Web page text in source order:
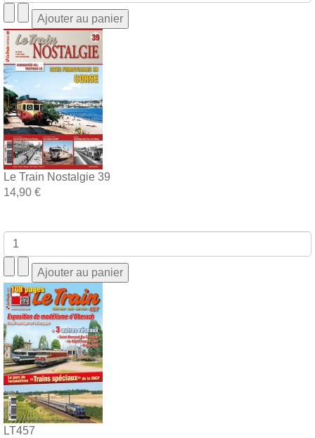
Le Train Nostalgie 39
14,90 €
LT457